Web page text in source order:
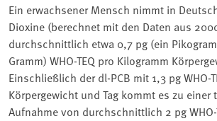
Ein erwachsener Mensch nimmt in
Dioxine (berechnet mit den Daten aus
durchschnittlich etwa 0,7 pg (ein
Gramm) WHO-TEQ pro Kilogramm
Einschließlich der dl-PCB mit 1,3 pg WHO-
Körpergewicht und Tag kommt es zu einer
Aufnahme von durchschnittlich 2 pg